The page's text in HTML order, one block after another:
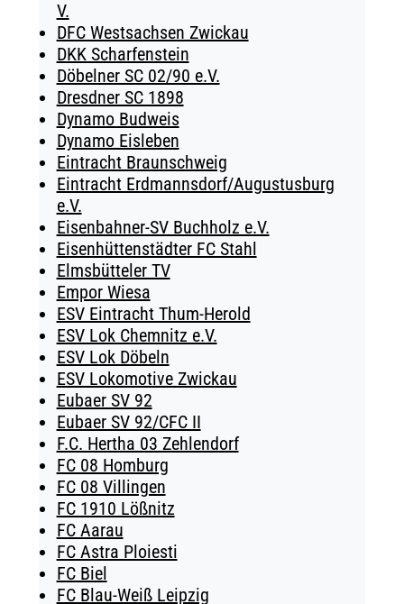
V.
DFC Westsachsen Zwickau
DKK Scharfenstein
Döbelner SC 02/90 e.V.
Dresdner SC 1898
Dynamo Budweis
Dynamo Eisleben
Eintracht Braunschweig
Eintracht Erdmannsdorf/Augustusburg
e.V.
Eisenbahner-SV Buchholz e.V.
Eisenhüttenstädter FC Stahl
Elmsbütteler TV
Empor Wiesa
ESV Eintracht Thum-Herold
ESV Lok Chemnitz e.V.
ESV Lok Döbeln
ESV Lokomotive Zwickau
Eubaer SV 92
Eubaer SV 92/CFC II
F.C. Hertha 03 Zehlendorf
FC 08 Homburg
FC 08 Villingen
FC 1910 Lößnitz
FC Aarau
FC Astra Ploiesti
FC Biel
FC Blau-Weiß Leipzig